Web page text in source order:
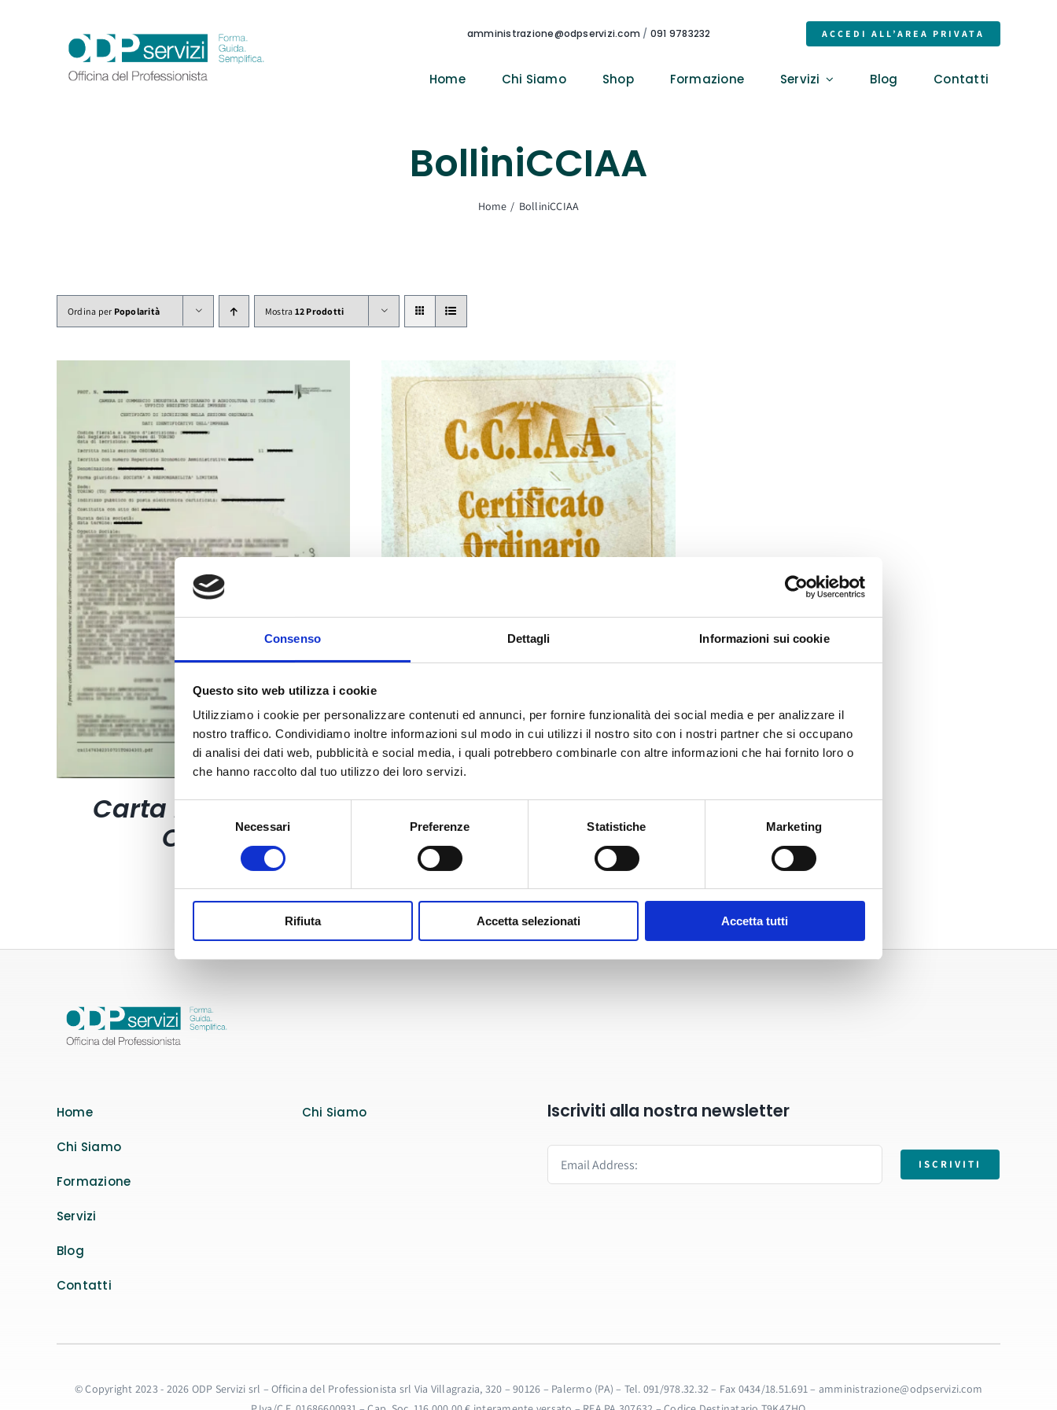
Consenso Dettagli Informazioni sui cookie
Questo sito web utilizza i cookie
Utilizziamo i cookie per personalizzare contenuti ed annunci, per fornire funzionalità dei social media e per analizzare il
nostro traffico. Condividiamo inoltre informazioni sul modo in cui utilizzi il nostro sito con i nostri partner che si occupano
di analisi dei dati web, pubblicità e social media, i quali potrebbero combinarle con altre informazioni che hai fornito loro o
che hanno raccolto dal tuo utilizzo dei loro servizi.
del
consenso
Necessari Preferenze Statistiche Marketing
Rifiuta Accetta selezionati Accetta tutti
amministrazione@odpservizi.com / 091 9783232 ACCEDI ALL’AREA PRIVATA
Home Chi Siamo Shop Formazione Servizi Blog Contatti
BolliniCCIAA
Home BolliniCCIAA
Ordina per Popolarità Mostra 12 Prodotti
Carta Filigranata
CCIAA
CCIAA (foglio 40
bollini)
Home
Chi Siamo
Formazione
Servizi
Blog
Contatti
Chi Siamo Iscriviti alla nostra newsletter
ISCRIVITI
© Copyright 2023 - 2026 ODP Servizi srl – Officina del Professionista srl Via Villagrazia, 320 – 90126 – Palermo (PA) – Tel. 091/978.32.32 – Fax 0434/18.51.691 – amministrazione@odpservizi.com